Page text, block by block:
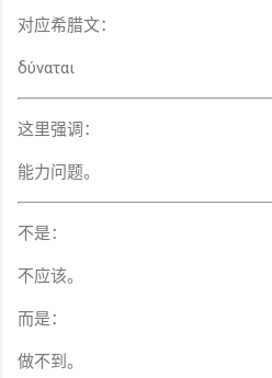
对应希腊文：
δύναται
这里强调：
能力问题。
不是：
不应该。
而是：
做不到。